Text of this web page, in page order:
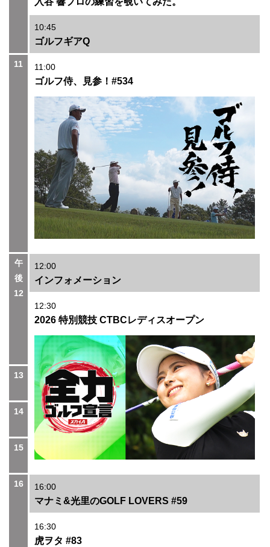
10:45
ゴルフギアQ
11 11:00
ゴルフ侍、見参！#534
午
後
12
12:00
インフォメーション
12:30
2026 特別競技 CTBCレディスオープン
13
14
15
16 16:00
マナミ&光里のGOLF LOVERS #59
16:30
虎ヲタ #83